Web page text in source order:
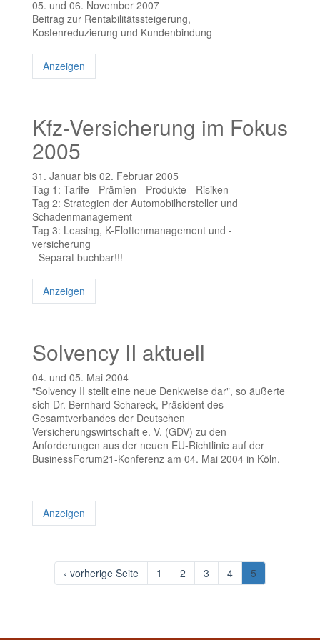
05. und 06. November 2007
Beitrag zur Rentabilitätssteigerung,
Kostenreduzierung und Kundenbindung
Anzeigen
Kfz-Versicherung im Fokus
2005
31. Januar bis 02. Februar 2005
Tag 1: Tarife - Prämien - Produkte - Risiken
Tag 2: Strategien der Automobilhersteller und
Schadenmanagement
Tag 3: Leasing, K-Flottenmanagement und -
versicherung
- Separat buchbar!!!
Anzeigen
Solvency II aktuell
04. und 05. Mai 2004
"Solvency II stellt eine neue Denkweise dar", so äußerte
sich Dr. Bernhard Schareck, Präsident des
Gesamtverbandes der Deutschen
Versicherungswirtschaft e. V. (GDV) zu den
Anforderungen aus der neuen EU-Richtlinie auf der
BusinessForum21-Konferenz am 04. Mai 2004 in Köln.
Anzeigen
‹ vorherige Seite 1 2 3 4 5